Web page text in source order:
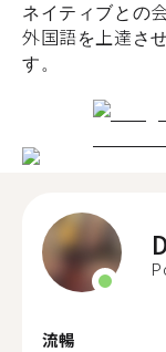
ネイティブとの
外国語を上達さ
す。
流暢